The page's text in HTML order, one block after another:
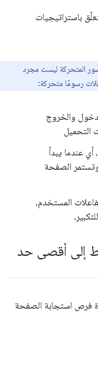
ليست مجرد
رسومًا متحركة:
والخروج
يبدأ
الصفحة
المستخدم،
أقصى حد
استجابة الصفحة